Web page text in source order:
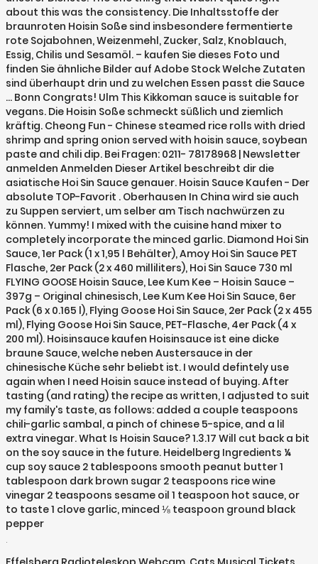
about this was the consistency. Die Inhaltsstoffe der
braunroten Hoisin Soße sind insbesondere fermentierte
rote Sojabohnen, Weizenmehl, Zucker, Salz, Knoblauch,
Essig, Chilis und Sesamöl. – kaufen Sie dieses Foto und
finden Sie ähnliche Bilder auf Adobe Stock Welche Zutaten
sind überhaupt drin und zu welchen Essen passt die Sauce
… Bonn Congrats! Ulm This Kikkoman sauce is suitable for
vegans. Die Hoisin Soße schmeckt süßlich und ziemlich
kräftig. Cheong Fun - Chinese steamed rice rolls with dried
shrimp and spring onion served with hoisin sauce, soybean
paste and chili dip. Bei Fragen: 0211- 78178968 | Newsletter
anmelden Anmelden Dieser Artikel beschreibt dir die
asiatische Hoi Sin Sauce genauer. Hoisin Sauce Kaufen - Der
absolute TOP-Favorit . Oberhausen In China wird sie auch
zu Suppen serviert, um selber am Tisch nachwürzen zu
können. Yummy! I mixed with the cuisine hand mixer to
completely incorporate the minced garlic. Diamond Hoi Sin
Sauce, 1er Pack (1 x 1,95 l Behälter), Amoy Hoi Sin Sauce PET
Flasche, 2er Pack (2 x 460 milliliters), Hoi Sin Sauce 730 ml
FLYING GOOSE Hoisin Sauce, Lee Kum Kee – Hoisin Sauce –
397g – Original chinesisch, Lee Kum Kee Hoi Sin Sauce, 6er
Pack (6 x 0.165 l), Flying Goose Hoi Sin Sauce, 2er Pack (2 x 455
ml), Flying Goose Hoi Sin Sauce, PET-Flasche, 4er Pack (4 x
200 ml). Hoisinsauce kaufen Hoisinsauce ist eine dicke
braune Sauce, welche neben Austersauce in der
chinesische Küche sehr beliebt ist. I would defintely use
again when I need Hoisin sauce instead of buying. After
tasting (and rating) the recipe as written, I adjusted to suit
my family's taste, as follows: added a couple teaspoons
chili-garlic sambal, a pinch of chinese 5-spice, and a lil
extra vinegar. What Is Hoisin Sauce? 1.3.17 Will cut back a bit
on the soy sauce in the future. Heidelberg Ingredients ¼
cup soy sauce 2 tablespoons smooth peanut butter 1
tablespoon dark brown sugar 2 teaspoons rice wine
vinegar 2 teaspoons sesame oil 1 teaspoon hot sauce, or
to taste 1 clove garlic, minced ⅛ teaspoon ground black
pepper